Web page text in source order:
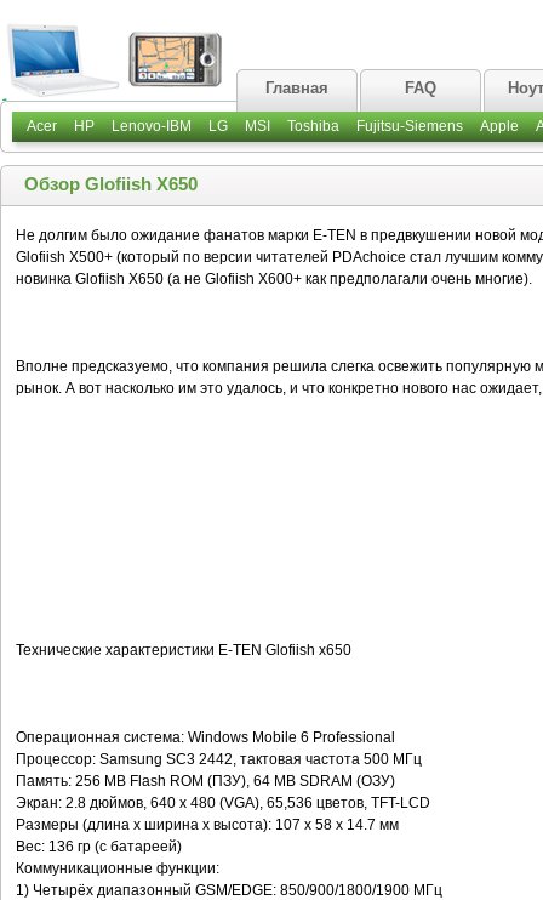
Главная FAQ
Acer HP Lenovo-IBM LG MSI Toshiba Fujitsu-Siemens Apple
Обзор Glofiish X650
Не долгим было ожидание фанатов марки E-TEN в предвкушении новой
Glofiish X500+ (который по версии читателей PDAchoice стал лучшим
новинка Glofiish X650 (а не Glofiish X600+ как предполагали очень многие).
Вполне предсказуемо, что компания решила слегка освежить популярную
рынок. А вот насколько им это удалось, и что конкретно нового нас
Технические характеристики E-TEN Glofiish x650
Операционная система: Windows Mobile 6 Professional
Процессор: Samsung SC3 2442, тактовая частота 500 МГц
Память: 256 MB Flash ROM (ПЗУ), 64 MB SDRAM (ОЗУ)
Экран: 2.8 дюймов, 640 x 480 (VGA), 65,536 цветов, TFT-LCD
Размеры (длина x ширина x высота): 107 x 58 x 14.7 мм
Вес: 136 гр (с батареей)
Коммуникационные функции:
1) Четырёх диапазонный GSM/EDGE: 850/900/1800/1900 МГц